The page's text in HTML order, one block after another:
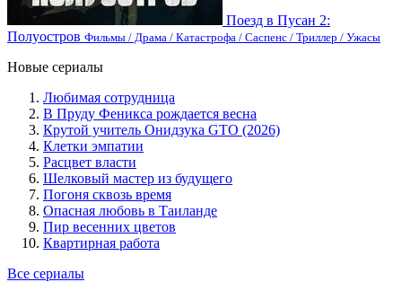
Поезд в Пусан 2:
Полуостров Фильмы / Драма / Катастрофа / Саспенс / Триллер / Ужасы
Новые сериалы
Любимая сотрудница
В Пруду Феникса рождается весна
Крутой учитель Онидзука GTO (2026)
Клетки эмпатии
Расцвет власти
Шелковый мастер из будущего
Погоня сквозь время
Опасная любовь в Таиланде
Пир весенних цветов
Квартирная работа
Все сериалы